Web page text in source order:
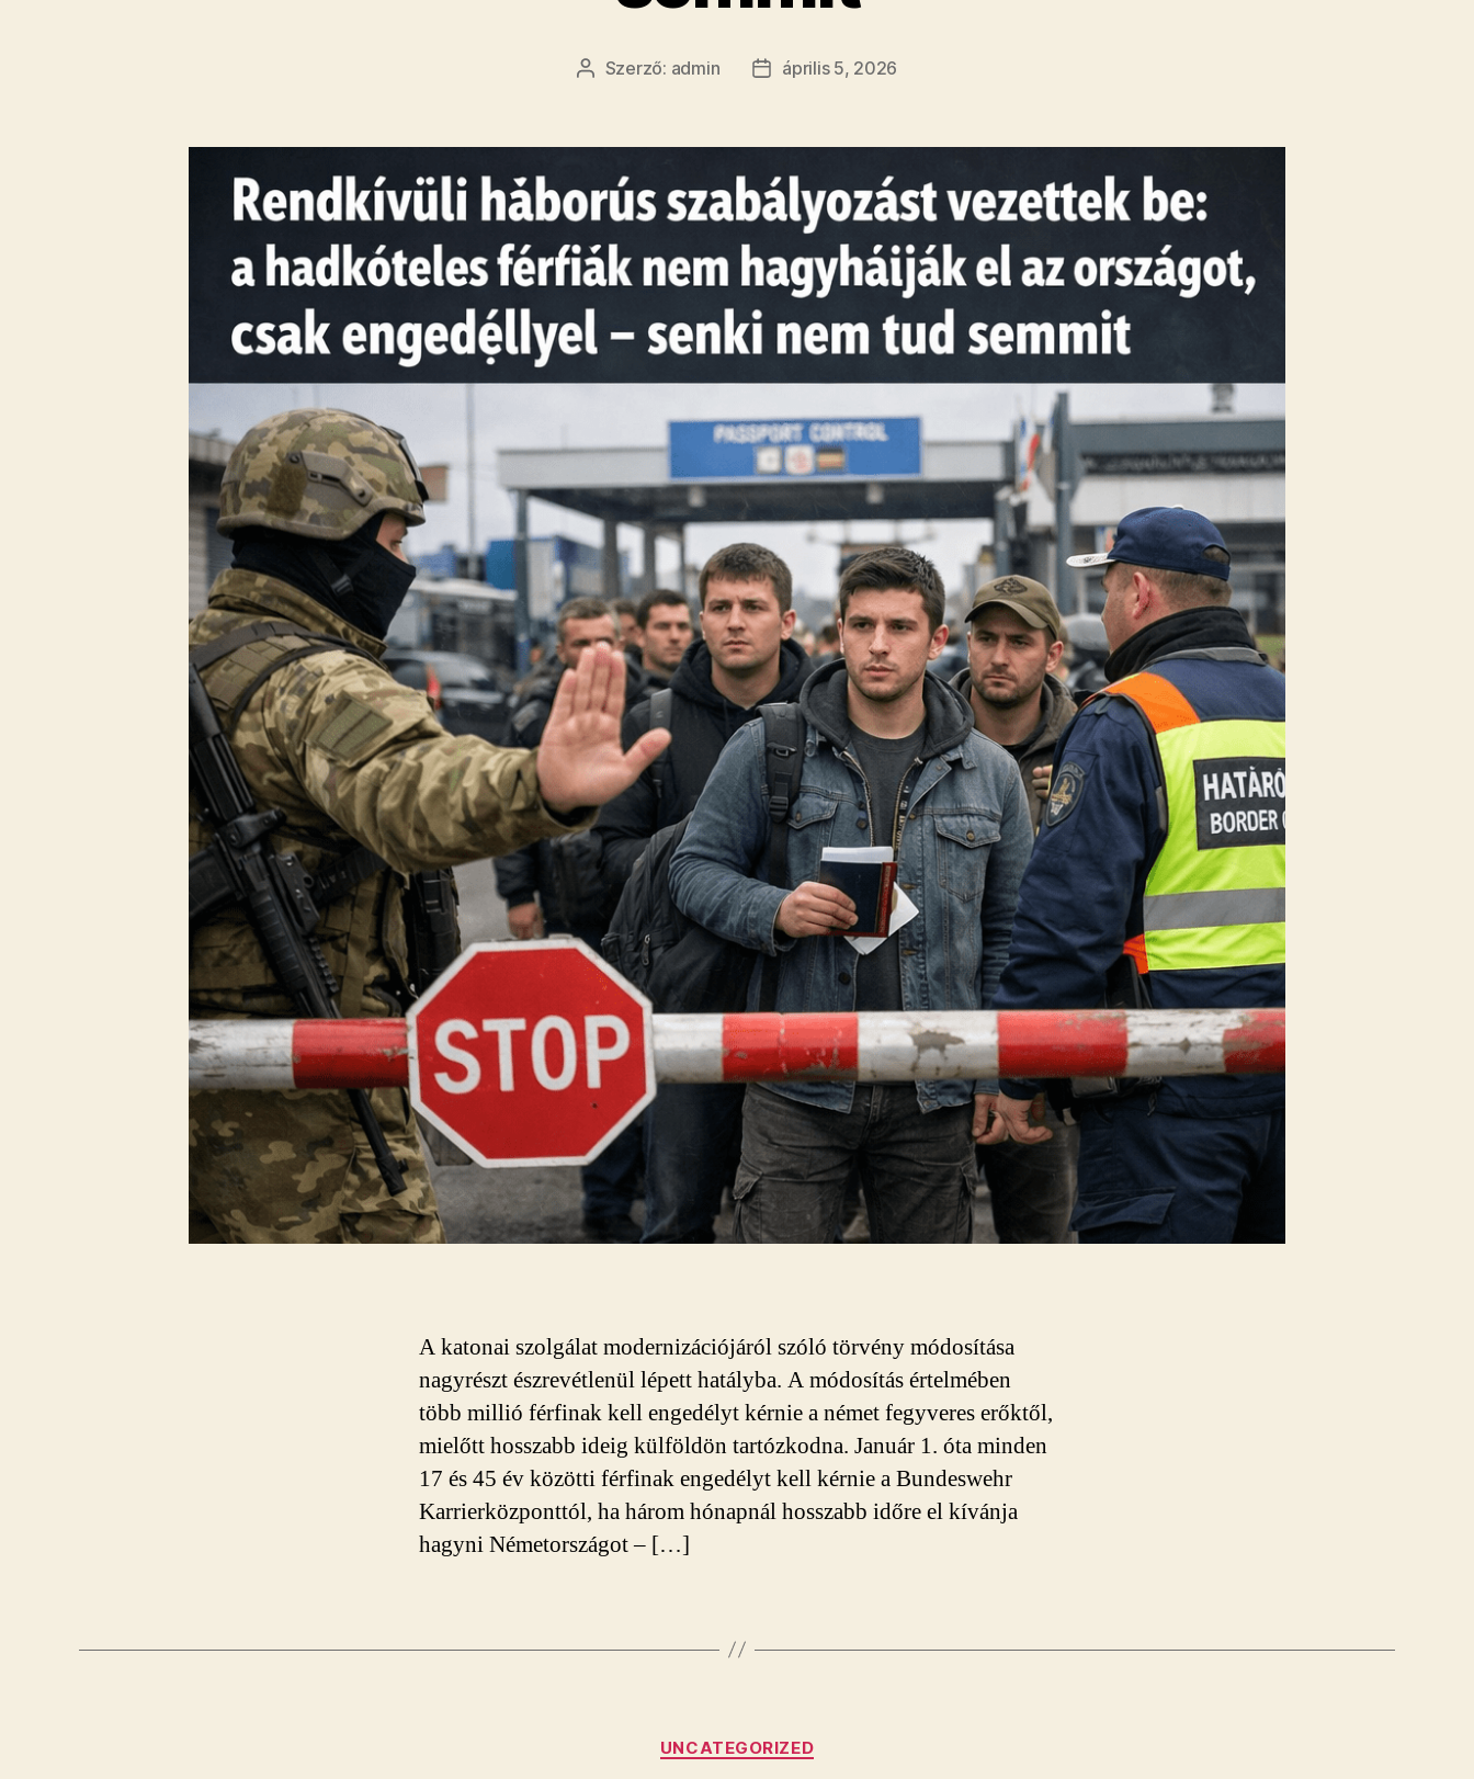
Bejegyzés
Szerző: admin
Bejegyzés
április 5, 2026
A katonai szolgálat modernizációjáról szóló törvény módosítása
nagyrészt észrevétlenül lépett hatályba. A módosítás értelmében
több millió férfinak kell engedélyt kérnie a német fegyveres erőktől,
mielőtt hosszabb ideig külföldön tartózkodna. Január 1. óta minden
17 és 45 év közötti férfinak engedélyt kell kérnie a Bundeswehr
Karrierközponttól, ha három hónapnál hosszabb időre el kívánja
hagyni Németországot – […]
Kategóriák
UNCATEGORIZED